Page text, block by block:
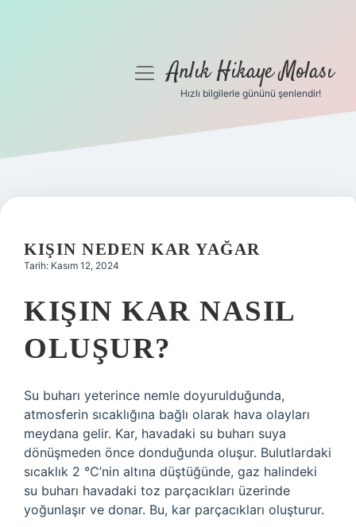
Gizlilik Politikası
Yasal Uyarı
menüyüAnlık Hikaye Molası
Hızlı bilgilerle gününü şenlendir!
KIŞIN NEDEN KAR YAĞAR
Tarih: Kasım 12, 2024
KIŞIN KAR NASIL
OLUŞUR?
Su buharı yeterince nemle doyurulduğunda,
atmosferin sıcaklığına bağlı olarak hava olayları
meydana gelir. Kar, havadaki su buharı suya
dönüşmeden önce donduğunda oluşur. Bulutlardaki
sıcaklık 2 °C’nin altına düştüğünde, gaz halindeki
su buharı havadaki toz parçacıkları üzerinde
yoğunlaşır ve donar. Bu, kar parçacıkları oluşturur.